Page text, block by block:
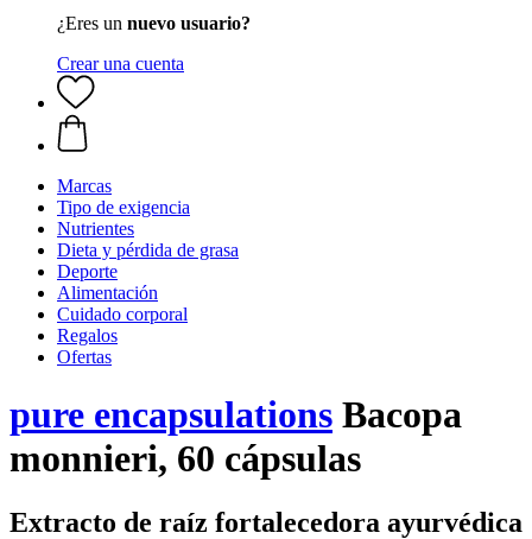
¿Eres un nuevo usuario?
Crear una cuenta
Marcas
Tipo de exigencia
Nutrientes
Dieta y pérdida de grasa
Deporte
Alimentación
Cuidado corporal
Regalos
Ofertas
pure encapsulations Bacopa
monnieri, 60 cápsulas
Extracto de raíz fortalecedora ayurvédica